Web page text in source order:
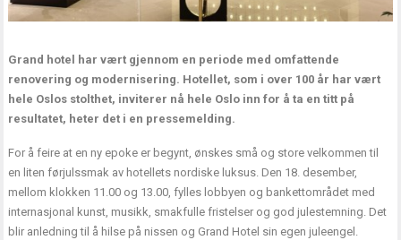
Grand hotel har vært gjennom en periode med omfattende
renovering og modernisering. Hotellet, som i over 100 år har vært
hele Oslos stolthet, inviterer nå hele Oslo inn for å ta en titt på
resultatet, heter det i en pressemelding.
For å feire at en ny epoke er begynt, ønskes små og store velkommen til
en liten førjulssmak av hotellets nordiske luksus. Den 18. desember,
mellom klokken 11.00 og 13.00, fylles lobbyen og bankettområdet med
internasjonal kunst, musikk, smakfulle fristelser og god julestemning. Det
blir anledning til å hilse på nissen og Grand Hotel sin egen juleengel.